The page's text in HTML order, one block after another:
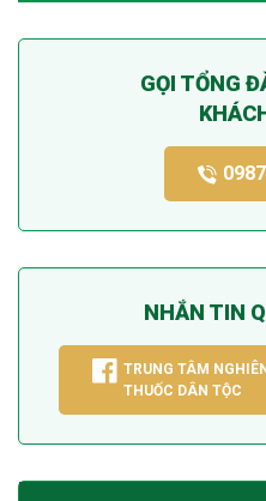
GỌI TỔNG
NHẮN TIN
TRUNG TÂM
THUỐC DÂN TỘC